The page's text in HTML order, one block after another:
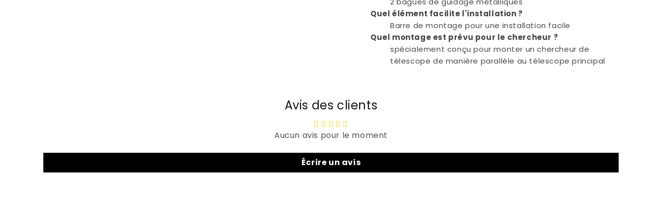
Quel élément facilite l'installation ?
Barre de montage pour une installation facile
Quel montage est prévu pour le chercheur ?
spécialement conçu pour monter un chercheur de
télescope de manière parallèle au télescope principal
Avis des clients
Aucun avis pour le moment
Écrire un avis